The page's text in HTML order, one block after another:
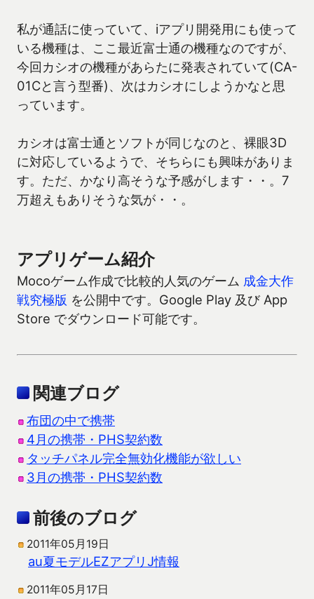
私が通話に使っていて、iアプリ開発用にも使って
いる機種は、ここ最近富士通の機種なのですが、
今回カシオの機種があらたに発表されていて(CA-
01Cと言う型番)、次はカシオにしようかなと思
っています。
カシオは富士通とソフトが同じなのと、裸眼3D
に対応しているようで、そちらにも興味がありま
す。ただ、かなり高そうな予感がします・・。7
万超えもありそうな気が・・。
アプリゲーム紹介
Mocoゲーム作成で比較的人気のゲーム 成金大作
戦究極版 を公開中です。Google Play 及び App
Store でダウンロード可能です。
関連ブログ
布団の中で携帯
4月の携帯・PHS契約数
タッチパネル完全無効化機能が欲しい
3月の携帯・PHS契約数
前後のブログ
2011年05月19日
au夏モデルEZアプリJ情報
2011年05月17日